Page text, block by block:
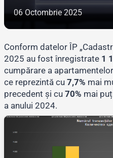
06 Octombrie 2025
Conform datelor ÎP
2025 au fost înregistrate 1
cumpărare a
ce reprezintă cu 7,7% mai
precedent și cu 70% mai
a anului 2024.